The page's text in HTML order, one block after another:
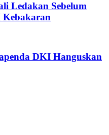
Ledakan Sebelum
Kebakaran
DKI Hanguskan